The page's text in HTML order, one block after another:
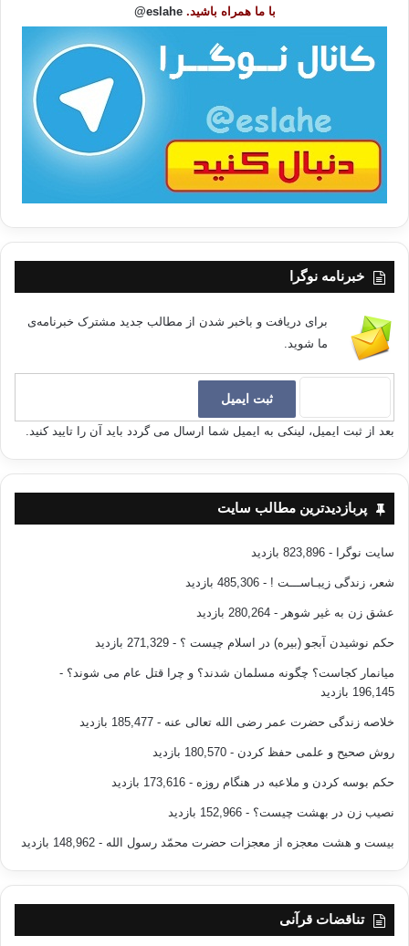
با ما همراه باشید. eslahe@
خبرنامه نوگرا
برای دریافت و باخبر شدن از مطالب جدید مشترک خبرنامه‌ی
ما شوید.
بعد از ثبت ایمیل، لینکی به ایمیل شما ارسال می گردد باید آن را تایید کنید.
پربازدیدترین مطالب سایت
سایت نوگرا - 823,896 بازدید
شعر، زندگی زیبـاســـت ! - 485,306 بازدید
عشق زن به غیر شوهر - 280,264 بازدید
حکم نوشیدن آبجو (بیره) در اسلام چیست ؟ - 271,329 بازدید
میانمار کجاست؟ چگونه مسلمان شدند؟ و چرا قتل عام می شوند؟ -
196,145 بازدید
خلاصه زندگی حضرت عمر رضی الله تعالی عنه - 185,477 بازدید
روش صحیح و علمی حفظ کردن - 180,570 بازدید
حکم بوسه کردن و ملاعبه در هنگام روزه - 173,616 بازدید
نصیب زن در بهشت چیست؟ - 152,966 بازدید
بیست و هشت معجزه از معجزات حضرت محمّد رسول الله - 148,962 بازدید
تناقضات قرآنی